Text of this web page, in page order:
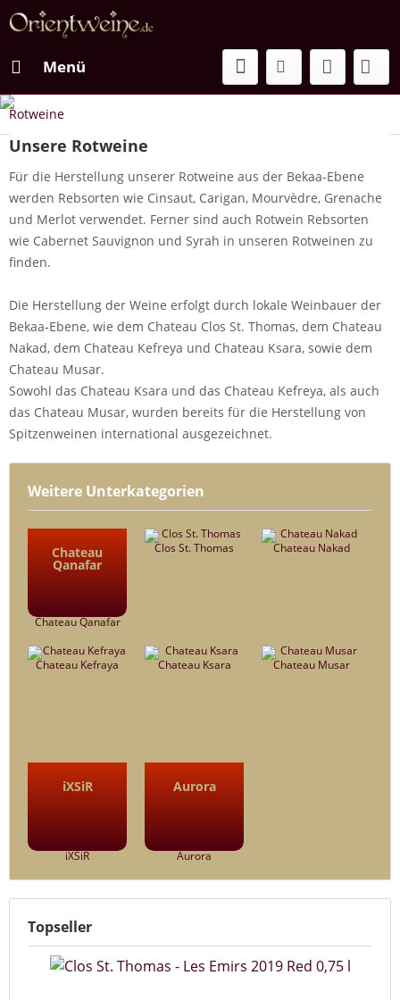
Menü
Rotweine
Rotweine
Unsere Rotweine
Für die Herstellung unserer Rotweine aus der Bekaa-Ebene
werden Rebsorten wie Cinsaut, Carigan, Mourvèdre, Grenache
und Merlot verwendet. Ferner sind auch Rotwein Rebsorten
wie Cabernet Sauvignon und Syrah in unseren Rotweinen zu
finden.
Die Herstellung der Weine erfolgt durch lokale Weinbauer der
Bekaa-Ebene, wie dem Chateau Clos St. Thomas, dem Chateau
Nakad, dem Chateau Kefreya und Chateau Ksara, sowie dem
Chateau Musar.
Sowohl das Chateau Ksara und das Chateau Kefreya, als auch
das Chateau Musar, wurden bereits für die Herstellung von
Spitzenweinen international ausgezeichnet.
Weitere Unterkategorien
Chateau
Qanafar
Chateau Qanafar
Clos St. Thomas Chateau Nakad
Chateau Kefraya Chateau Ksara Chateau Musar
iXSiR
iXSiR
Aurora
Aurora
Topseller